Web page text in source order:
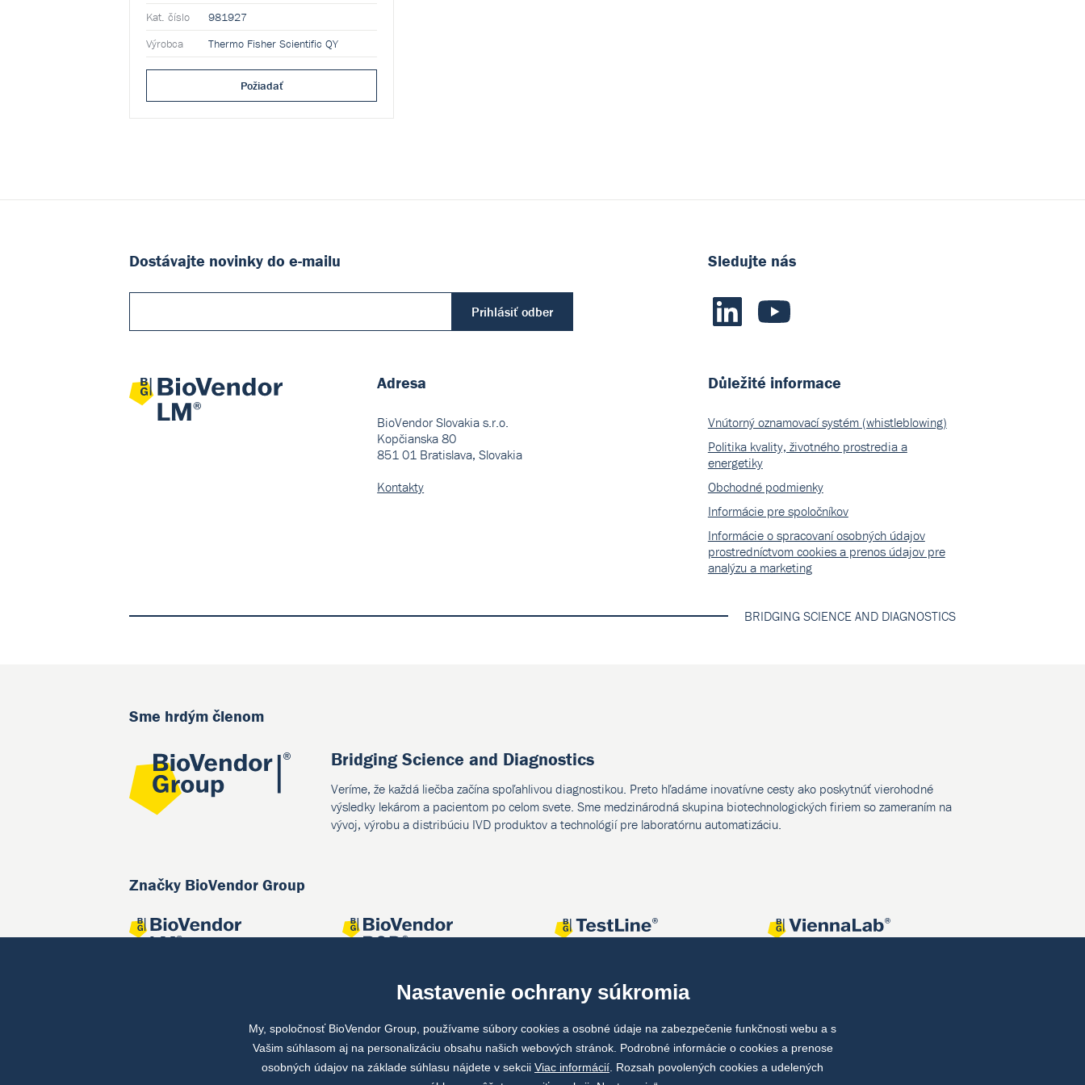
Kat. číslo
981927
Výrobca
Thermo Fisher Scientific QY
Požiadať
Dostávajte novinky do e-mailu
Prihlásiť odber
Adresa
BioVendor Slovakia s.r.o.
Kopčianska 80
851 01 Bratislava, Slovakia
Kontakty
Sledujte nás
Důležité informace
Vnútorný oznamovací systém (whistleblowing)
Politika kvality, životného prostredia a
energetiky
Obchodné podmienky
Informácie pre spoločníkov
Informácie o spracovaní osobných údajov
prostredníctvom cookies a prenos údajov pre
analýzu a marketing
BRIDGING SCIENCE AND DIAGNOSTICS
Sme hrdým členom
Bridging Science and Diagnostics
Veríme, že každá liečba začína spoľahlivou diagnostikou. Preto hľadáme inovatívne cesty ako poskytnúť vierohodné
výsledky lekárom a pacientom po celom svete. Sme medzinárodná skupina biotechnologických firiem so zameraním na
vývoj, výrobu a distribúciu IVD produktov a technológií pre laboratórnu automatizáciu.
Značky BioVendor Group
Spoločné projekty
Nastavenie ochrany súkromia
My, spoločnosť BioVendor Group, používame súbory cookies a osobné údaje na zabezpečenie funkčnosti webu a s
Vašim súhlasom aj na personalizáciu obsahu našich webových stránok. Podrobné informácie o cookies a prenose
osobných údajov na základe súhlasu nájdete v sekcii Viac informácií . Rozsah povolených cookies a udelených